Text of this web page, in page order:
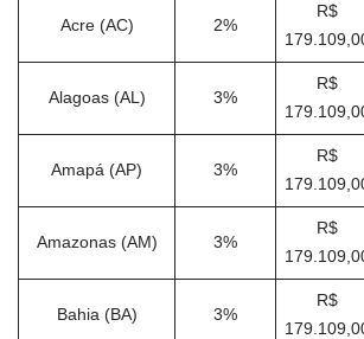
Acre (AC) 2%
R$
Alagoas (AL) 3%
R$
Amapá (AP) 3%
R$
Amazonas (AM) 3%
R$
Bahia (BA) 3%
R$